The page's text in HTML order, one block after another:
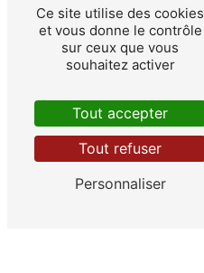
Ce site utilise des cookies
et vous donne le contrôle
sur ceux que vous
souhaitez activer
Tout accepter
Tout refuser
Personnaliser